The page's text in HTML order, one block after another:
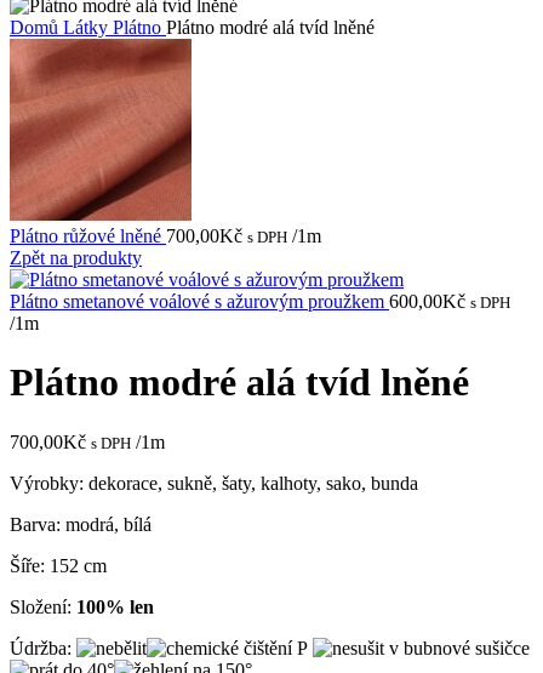
Domů Látky Plátno Plátno modré alá tvíd lněné
Plátno růžové lněné 700,00Kč s DPH /1m
Zpět na produkty
Plátno smetanové voálové s ažurovým proužkem 600,00Kč s DPH
/1m
Plátno modré alá tvíd lněné
700,00Kč s DPH /1m
Výrobky: dekorace, sukně, šaty, kalhoty, sako, bunda
Barva: modrá, bílá
Šíře: 152 cm
Složení: 100% len
Údržba: